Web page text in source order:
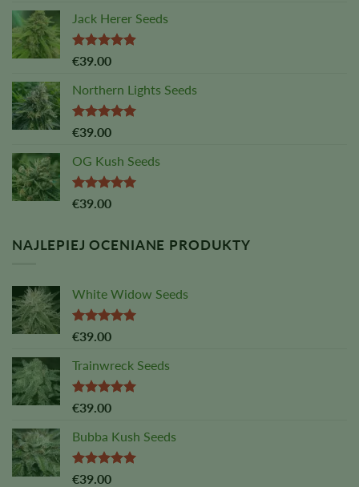
5Jack Herer Seeds
Ocena:
€39.00
Northern Lights Seeds
Oceniono
5
€39.00
OG Kush Seeds
Oceniono
€39.00
NAJLEPIEJ OCENIANE PRODUKTY
White Widow Seeds
Oceniono
5
€39.00
Trainwreck Seeds
Oceniono
5
€39.00
Bubba Kush Seeds
Oceniono
€39.00